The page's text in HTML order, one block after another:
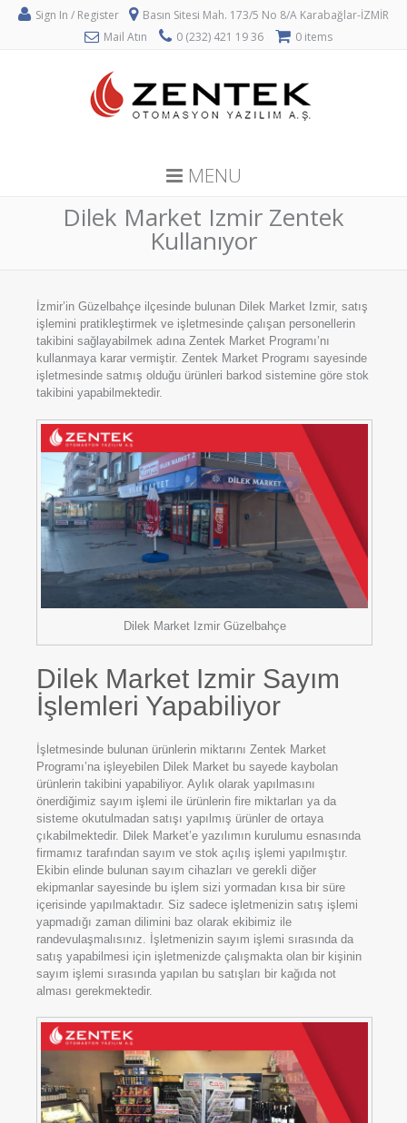
Sign In / Register
Basın Sitesi Mah. 173/5 No 8/A Karabağlar-İZMİR
Mail Atın
0 (232) 421 19 36 0 items
MENU
Dilek Market Izmir Zentek
Kullanıyor
İzmir’in Güzelbahçe ilçesinde bulunan Dilek Market Izmir, satış
işlemini pratikleştirmek ve işletmesinde çalışan personellerin
takibini sağlayabilmek adına Zentek Market Programı’nı
kullanmaya karar vermiştir. Zentek Market Programı sayesinde
işletmesinde satmış olduğu ürünleri barkod sistemine göre stok
takibini yapabilmektedir.
Dilek Market Izmir Güzelbahçe
Dilek Market Izmir Sayım
İşlemleri Yapabiliyor
İşletmesinde bulunan ürünlerin miktarını Zentek Market
Programı’na işleyebilen Dilek Market bu sayede kaybolan
ürünlerin takibini yapabiliyor. Aylık olarak yapılmasını
önerdiğimiz sayım işlemi ile ürünlerin fire miktarları ya da
sisteme okutulmadan satışı yapılmış ürünler de ortaya
çıkabilmektedir. Dilek Market’e yazılımın kurulumu esnasında
firmamız tarafından sayım ve stok açılış işlemi yapılmıştır.
Ekibin elinde bulunan sayım cihazları ve gerekli diğer
ekipmanlar sayesinde bu işlem sizi yormadan kısa bir süre
içerisinde yapılmaktadır. Siz sadece işletmenizin satış işlemi
yapmadığı zaman dilimini baz olarak ekibimiz ile
randevulaşmalısınız. İşletmenizin sayım işlemi sırasında da
satış yapabilmesi için işletmenizde çalışmakta olan bir kişinin
sayım işlemi sırasında yapılan bu satışları bir kağıda not
alması gerekmektedir.